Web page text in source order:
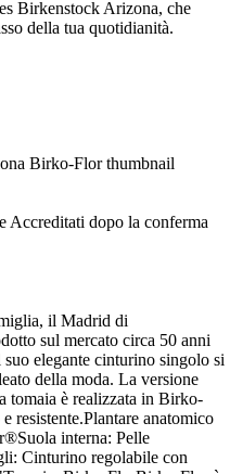
Birkenstock Arizona, che
della tua quotidianità.
Accreditati dopo la conferma
il Madrid di
sul mercato circa 50 anni
elegante cinturino singolo si
della moda. La versione
tomaia è realizzata in Birko-
resistente.Plantare anatomico
interna: Pelle
Cinturino regolabile con